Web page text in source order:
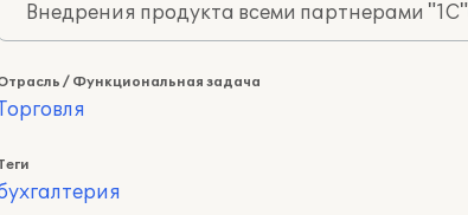
Внедрения продукта всеми партнерами "1С"
/ Функциональная задача